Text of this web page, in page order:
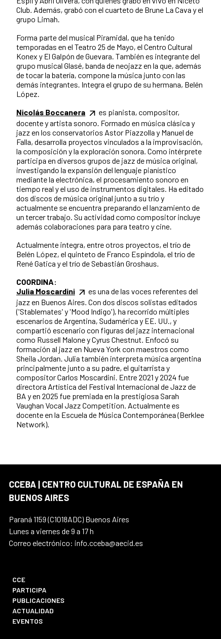
Club. Además, grabó con el cuarteto de Brune La Cava y el
grupo Limah.
Forma parte del musical Piramidal, que ha tenido
temporadas en el Teatro 25 de Mayo, el Centro Cultural
Konex y El Galpón de Guevara. También es integrante del
grupo musical Glasé, banda de neojazz en la que, además
de tocar la batería, compone la música junto con las
demás integrantes. Integra el grupo de su hermana, Belén
López.
Nicolás Boccanera
es pianista, compositor,
docente y artista sonoro. Formado en música clásica y
jazz en los conservatorios Astor Piazzolla y Manuel de
Falla, desarrolla proyectos vinculados a la improvisación,
la composición y la exploración sonora. Como intérprete
participa en diversos grupos de jazz de música original,
investigando la expansión del lenguaje pianístico
mediante la electrónica, el procesamiento sonoro en
tiempo real y el uso de instrumentos digitales. Ha editado
dos discos de música original junto a su trío y
actualmente se encuentra preparando el lanzamiento de
un tercer trabajo. Su actividad como compositor incluye
además colaboraciones para para teatro y cine.
Actualmente integra, entre otros proyectos, el trío de
Belén López, el quinteto de Franco Espíndola, el trío de
René Gatica y el trío de Sebastián Groshaus.
COORDINA:
Julia Moscardini
es una de las voces referentes del
jazz en Buenos Aires. Con dos discos solistas editados
('Stablemates' y 'Mood Indigo'), ha recorrido múltiples
escenarios de Argentina, Sudamérica y EE. UU., y
compartió escenario con figuras del jazz internacional
como Russell Malone y Cyrus Chestnut. Enfocó su
formación al jazz en Nueva York con maestros como
Sheila Jordan. Julia también interpreta música argentina
principalmente junto a su padre, el guitarrista y
compositor Carlos Moscardini. Entre 2021 y 2024 fue
directora Artística del Festival Internacional de Jazz de
BA y en 2025 fue premiada en la prestigiosa Sarah
Vaughan Vocal Jazz Competition. Actualmente es
docente en la Escuela de Música Contemporánea (Berklee
Network).
CCEBA | CENTRO CULTURAL DE ESPAÑA EN
BUENOS AIRES
Paraná 1159 (C1018ADC) Buenos Aires
Lunes a viernes de 9 a 17 h
Correo electrónico: info.cceba@aecid.es
CCE
PARTICIPA
PUBLICACIONES
ACTUALIDAD
EVENTOS